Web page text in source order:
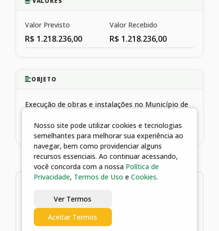
Valor Previsto
R$ 1.218.236,00
Valor Recebido
R$ 1.218.236,00
OBJETO
Execução de obras e instalações no Município de
SAUDE.
30/06/2025 13:32 | Plano de Ação
Nosso site pode utilizar cookies e tecnologias
semelhantes para melhorar sua experiência ao
navegar, bem como providenciar alguns
recursos essenciais. Ao continuar acessando,
você concorda com a nossa Política de
Privacidade, Termos de Uso e Cookies.
Ver Termos
Aceitar Termos